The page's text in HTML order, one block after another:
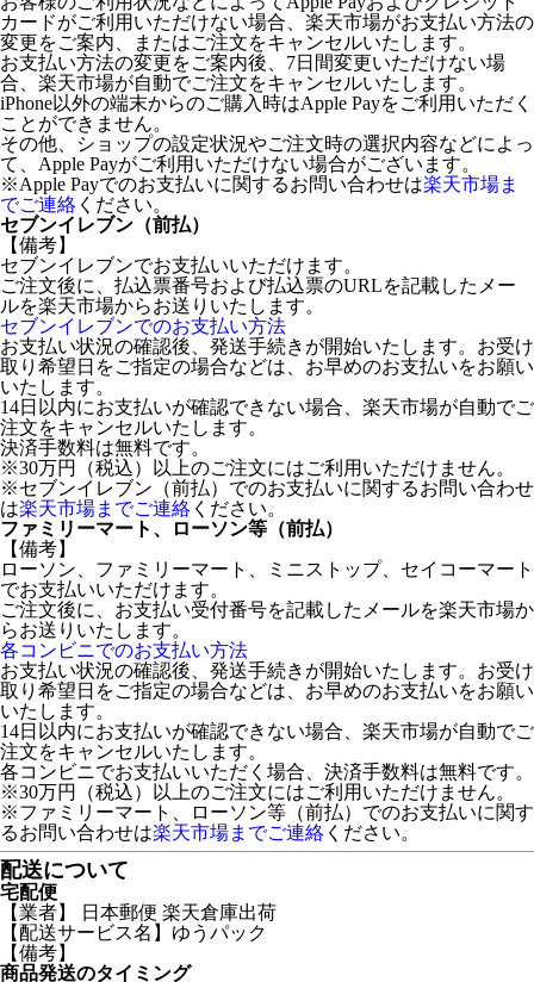
カードがご利用いただけない場合、楽天市場がお支払い方法の
変更をご案内、またはご注文をキャンセルいたします。
お支払い方法の変更をご案内後、7日間変更いただけない場
合、楽天市場が自動でご注文をキャンセルいたします。
iPhone以外の端末からのご購入時はApple Payをご利用いただく
ことができません。
その他、ショップの設定状況やご注文時の選択内容などによっ
て、Apple Payがご利用いただけない場合がございます。
※Apple Payでのお支払いに関するお問い合わせは楽天市場ま
でご連絡 ください。
セブンイレブン（前払）
【備考】
セブンイレブンでお支払いいただけます。
ご注文後に、払込票番号および払込票のURLを記載したメー
ルを楽天市場からお送りいたします。
セブンイレブンでのお支払い方法
お支払い状況の確認後、発送手続きが開始いたします。お受け
取り希望日をご指定の場合などは、お早めのお支払いをお願い
いたします。
14日以内にお支払いが確認できない場合、楽天市場が自動でご
注文をキャンセルいたします。
決済手数料は無料です。
※30万円（税込）以上のご注文にはご利用いただけません。
※セブンイレブン（前払）でのお支払いに関するお問い合わせ
は楽天市場までご連絡 ください。
ファミリーマート、ローソン等（前払）
【備考】
ローソン、ファミリーマート、ミニストップ、セイコーマート
でお支払いいただけます。
ご注文後に、お支払い受付番号を記載したメールを楽天市場か
らお送りいたします。
各コンビニでのお支払い方法
お支払い状況の確認後、発送手続きが開始いたします。お受け
取り希望日をご指定の場合などは、お早めのお支払いをお願い
いたします。
14日以内にお支払いが確認できない場合、楽天市場が自動でご
注文をキャンセルいたします。
各コンビニでお支払いいただく場合、決済手数料は無料です。
※30万円（税込）以上のご注文にはご利用いただけません。
※ファミリーマート、ローソン等（前払）でのお支払いに関す
るお問い合わせは楽天市場までご連絡 ください。
配送について
宅配便
【業者】 日本郵便 楽天倉庫出荷
【配送サービス名】ゆうパック
【備考】
商品発送のタイミング